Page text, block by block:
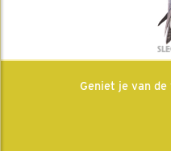
Geniet je van de